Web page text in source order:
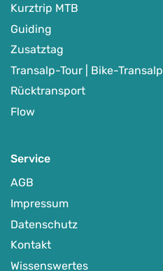
Kurztrip MTB
Guiding
Zusatztag
Transalp-Tour | Bike-Transalp
Rücktransport
Flow
Service
AGB
Impressum
Datenschutz
Kontakt
Wissenswertes